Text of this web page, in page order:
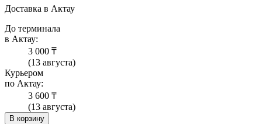
Доставка в Актау
До терминала
в Актау:
3 000 ₸
(13 августа)
Курьером
по Актау:
3 600 ₸
(13 августа)
В корзину